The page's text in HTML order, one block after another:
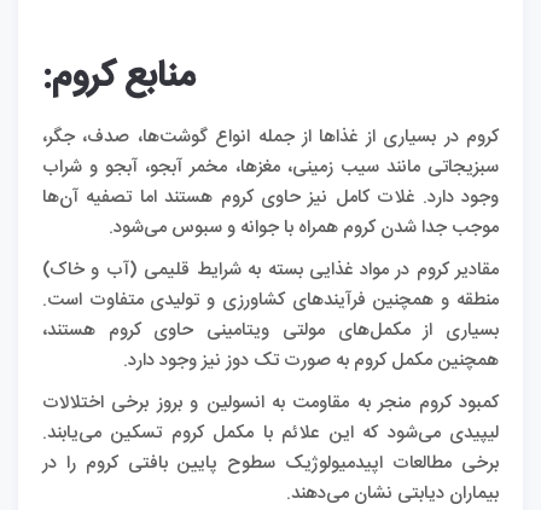
منابع کروم:
کروم در بسیاری از غذاها از جمله انواع گوشت‌ها، صدف، جگر،
سبزیجاتی مانند سیب زمینی، مغزها، مخمر آبجو، آبجو و شراب
وجود دارد. غلات کامل نیز حاوی کروم هستند اما تصفیه آن‌ها
موجب جدا شدن کروم همراه با جوانه و سبوس می‌شود.
مقادیر کروم در مواد غذایی بسته به شرایط قلیمی (آب و خاک)
منطقه و همچنین فرآیندهای کشاورزی و تولیدی متفاوت است.
بسیاری از مکمل‌های مولتی ویتامینی حاوی کروم هستند،
همچنین مکمل کروم به صورت تک دوز نیز وجود دارد.
کمبود کروم منجر به مقاومت به انسولین و بروز برخی اختلالات
لیپیدی می‌شود که این علائم با مکمل کروم تسکین می‌‌یابند.
برخی مطالعات اپیدمیولوژیک سطوح پایین بافتی کروم را در
بیماران دیابتی نشان می‌دهند.